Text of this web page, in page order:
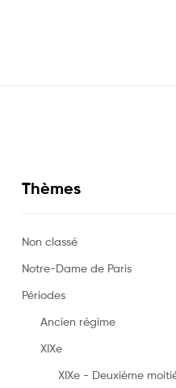
Thèmes
Non classé
Notre-Dame de Paris
Périodes
Ancien régime
XIXe
XIXe - Deuxième